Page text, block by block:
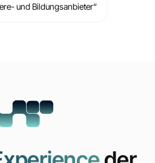
und Bildungsanbieter“